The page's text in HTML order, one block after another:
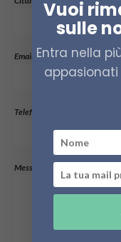
Email *
Telefono
Messaggio (specificare la meta
Vuoi
sulle
Entra nella
appasionati